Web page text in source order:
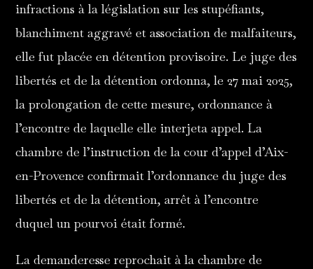
infractions à la législation sur les stupéfiants,
blanchiment aggravé et association de malfaiteurs,
elle fut placée en détention provisoire. Le juge des
libertés et de la détention ordonna, le 27 mai 2025,
la prolongation de cette mesure, ordonnance à
l’encontre de laquelle elle interjeta appel. La
chambre de l’instruction de la cour d’appel d’Aix-
en-Provence confirmait l’ordonnance du juge des
libertés et de la détention, arrêt à l’encontre
duquel un pourvoi était formé.
La demanderesse reprochait à la chambre de